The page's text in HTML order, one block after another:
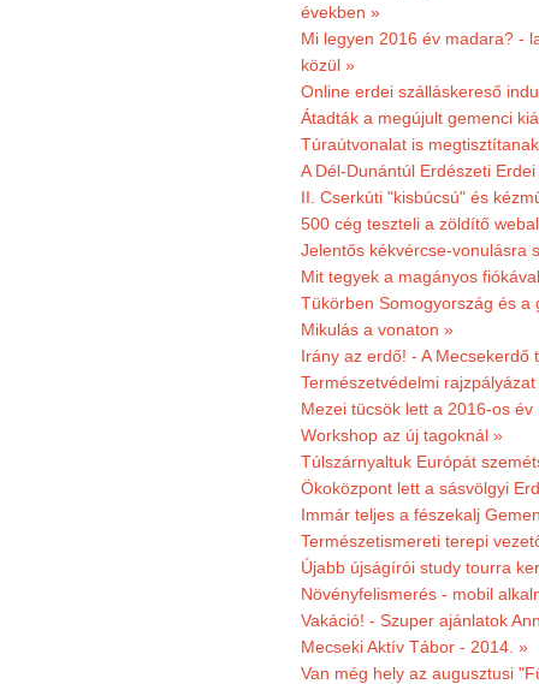
években »
Mi legyen 2016 év madara? -
közül »
Online erdei szálláskereső
Átadták a megújult gemenci
Túraútvonalat is
A Dél-Dunántúl Erdészeti
II. Cserkúti "kisbúcsú" és
500 cég teszteli a zöldítő
Jelentős kékvércse-vonulásra
Mit tegyek a magányos
Tükörben Somogyország és a
Mikulás a vonaton »
Irány az erdő! - A
Természetvédelmi
Mezei tücsök lett a 2016-os év
Workshop az új tagoknál »
Túlszárnyaltuk Európát
Ökoközpont lett a sásvölgyi
Immár teljes a fészekalj
Természetismereti terepi
Újabb újságírói study tourra
Növényfelismerés - mobil
Vakáció! - Szuper ajánlatok
Mecseki Aktív Tábor - 2014. »
Van még hely az augusztusi